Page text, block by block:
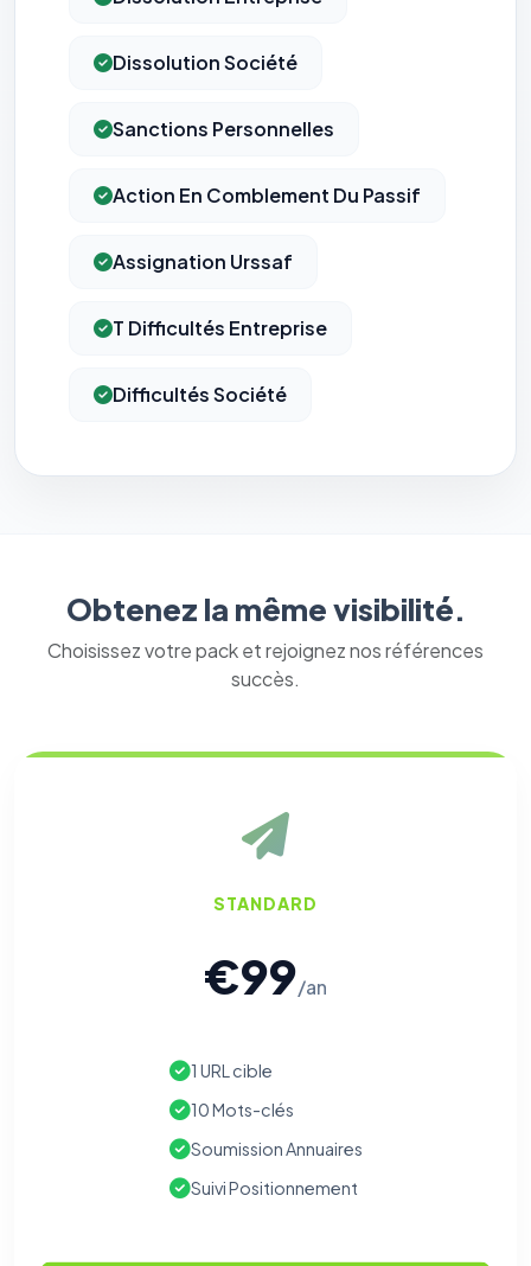
Dissolution Société
Sanctions Personnelles
Action En Comblement Du Passif
Assignation Urssaf
T Difficultés Entreprise
Difficultés Société
Obtenez la même visibilité.
Choisissez votre pack et rejoignez nos références
succès.
STANDARD
€99/an
1 URL cible
10 Mots-clés
Soumission Annuaires
Suivi Positionnement